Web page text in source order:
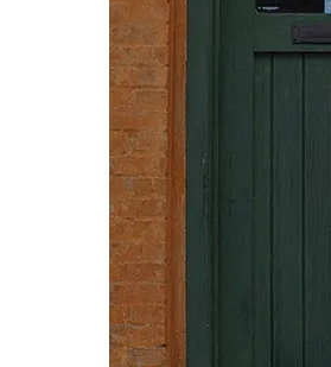
ELÉCTRICA
ACCOLMILE
CON
MOTOR
CENTRAL
PARA
CIUDAD,
IDEAL
EN
TODOS
LOS